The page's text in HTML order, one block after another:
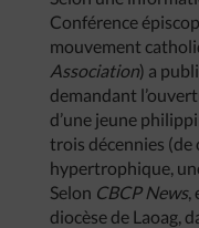
Conférence
mouvement
Association) a
demandant
d’une jeune
trois décennies
hypertrophique,
Selon CBCP News,
diocèse de Laoag,